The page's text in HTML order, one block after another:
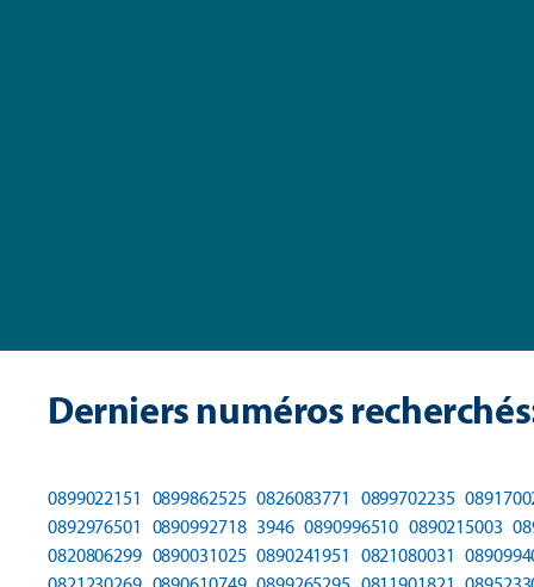
Derniers numéros
0899022151 0899862525 0826083771 0899702235
0892976501 0890992718 3946 0890996510 0890215003
0820806299 0890031025 0890241951 0821080031